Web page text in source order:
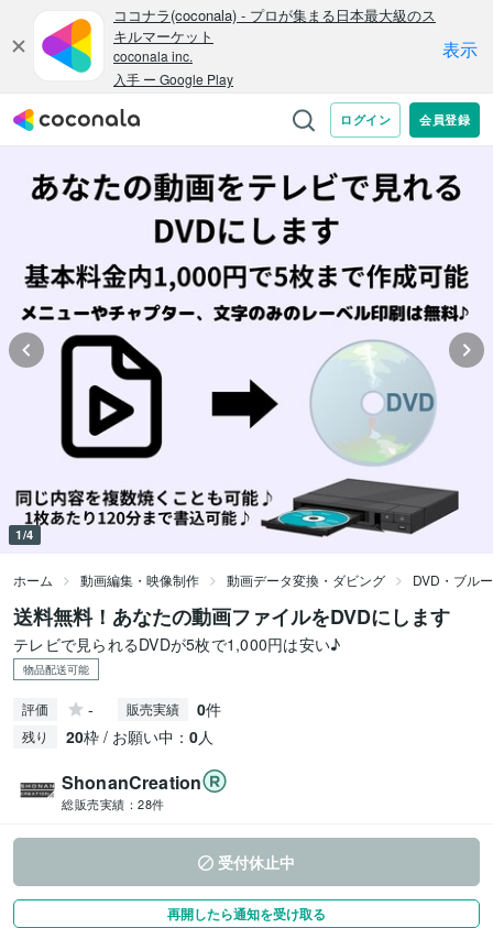
1/4
ホーム 動画編集・映像制作 動画データ変換・ダビング DVD・ブル
送料無料！あなたの動画ファイルをDVDにします
テレビで見られるDVDが5枚で1,000円は安い♪
物品配送可能
評価 - 販売実績 0件
残り 20枠 / お願い中： 0人
ShonanCreation
総販売実績： 28件
受付休止中
再開したら通知を受け取る